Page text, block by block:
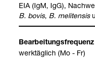
EIA (IgM, IgG),
B. bovis, B. meli­ten­sis
Bear­bei­tungs­fre­quenz
werk­täg­lich (Mo - Fr)